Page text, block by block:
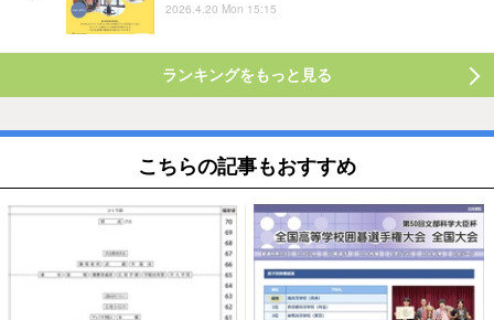
2026.4.20 Mon 15:15
ランキングをもっと見る
こちらの記事もおすすめ